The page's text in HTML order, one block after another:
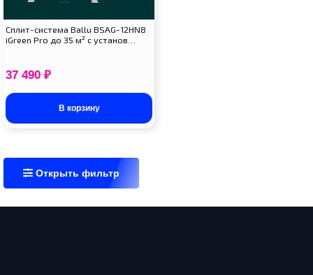
Сплит-система Ballu BSAG-12HN8
iGreen Pro до 35 м² с установ…
37 490 ₽
В корзину
Открыть фильтр